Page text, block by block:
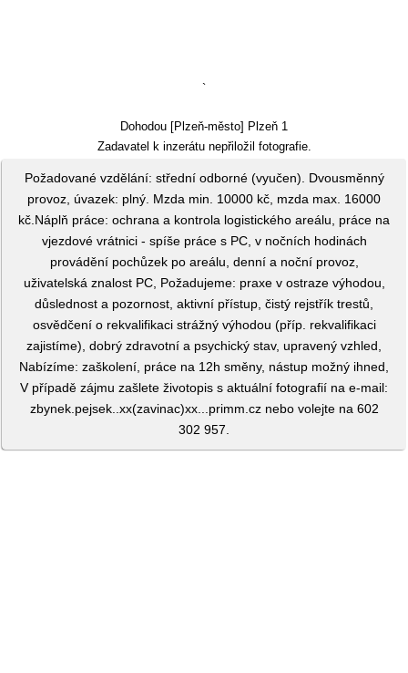
`
Dohodou [Plzeň-město] Plzeň 1
Zadavatel k inzerátu nepřiložil fotografie.
Požadované vzdělání: střední odborné (vyučen). Dvousměnný
provoz, úvazek: plný. Mzda min. 10000 kč, mzda max. 16000
kč.Náplň práce: ochrana a kontrola logistického areálu, práce na
vjezdové vrátnici - spíše práce s PC, v nočních hodinách
provádění pochůzek po areálu, denní a noční provoz,
uživatelská znalost PC, Požadujeme: praxe v ostraze výhodou,
důslednost a pozornost, aktivní přístup, čistý rejstřík trestů,
osvědčení o rekvalifikaci strážný výhodou (příp. rekvalifikaci
zajistíme), dobrý zdravotní a psychický stav, upravený vzhled,
Nabízíme: zaškolení, práce na 12h směny, nástup možný ihned,
V případě zájmu zašlete životopis s aktuální fotografií na e-mail:
zbynek.pejsek..xx(zavinac)xx...primm.cz nebo volejte na 602
302 957.